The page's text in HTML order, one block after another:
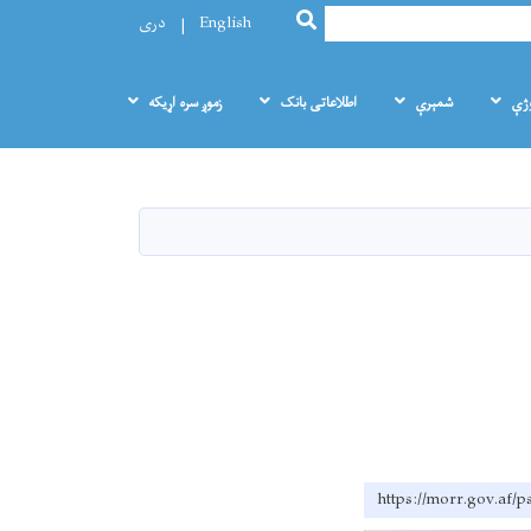
SEARCH
English دری
شمېرې اطلاعاتی بانک زموږ سره اړيکه
https://morr.gov.af/